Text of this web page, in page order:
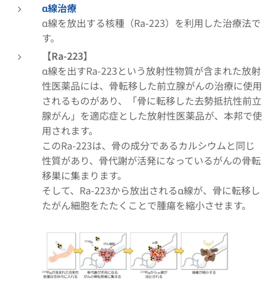
α線治療
α線を放出する核種（Ra-223）を利用した治療法で
す。
【Ra-223】
α線を出すRa-223という放射性物質が含まれた放射
性医薬品には、骨転移した前立腺がんの治療に使用
されるものがあり、「骨に転移した去勢抵抗性前立
腺がん」を適応症とした放射性医薬品が、本邦で使
用されます。
このRa-223は、骨の成分であるカルシウムと同じ
性質があり、骨代謝が活発になっているがんの骨転
移巣に集まります。
そして、Ra-223から放出されるα線が、骨に転移し
たがん細胞をたたくことで腫瘍を縮小させます。